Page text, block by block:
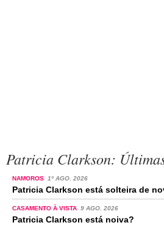
Patricia Clarkson:
NAMOROS 1º AGO. 2026
Patricia Clarkson está solteira de
CASAMENTO À VISTA 9 AGO. 2026
Patricia Clarkson está noiva?